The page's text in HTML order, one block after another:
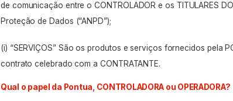
de comunicação entre o CONTROLADOR e os TITULARES
Proteção de Dados (“ANPD”);
(i) “SERVIÇOS” São os produtos e serviços fornecidos pela
contrato celebrado com a CONTRATANTE.
Qual o papel da Pontua, CONTROLADORA ou OPERADORA?